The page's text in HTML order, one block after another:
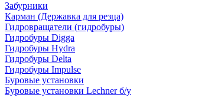
Забурники
Карман (Державка для резца)
Гидровращатели (гидробуры)
Гидробуры Digga
Гидробуры Hydra
Гидробуры Delta
Гидробуры Impulse
Буровые установки
Буровые установки Lechner б/у